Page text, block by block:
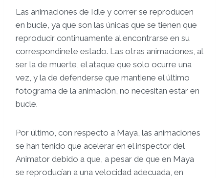
Las animaciones de Idle y correr se reproducen
en bucle, ya que son las únicas que se tienen que
reproducir continuamente al encontrarse en su
correspondinete estado. Las otras animaciones, al
ser la de muerte, el ataque que solo ocurre una
vez, y la de defenderse que mantiene el último
fotograma de la animación, no necesitan estar en
bucle.
Por último, con respecto a Maya, las animaciones
se han tenido que acelerar en el inspector del
Animator debido a que, a pesar de que en Maya
se reproducían a una velocidad adecuada, en